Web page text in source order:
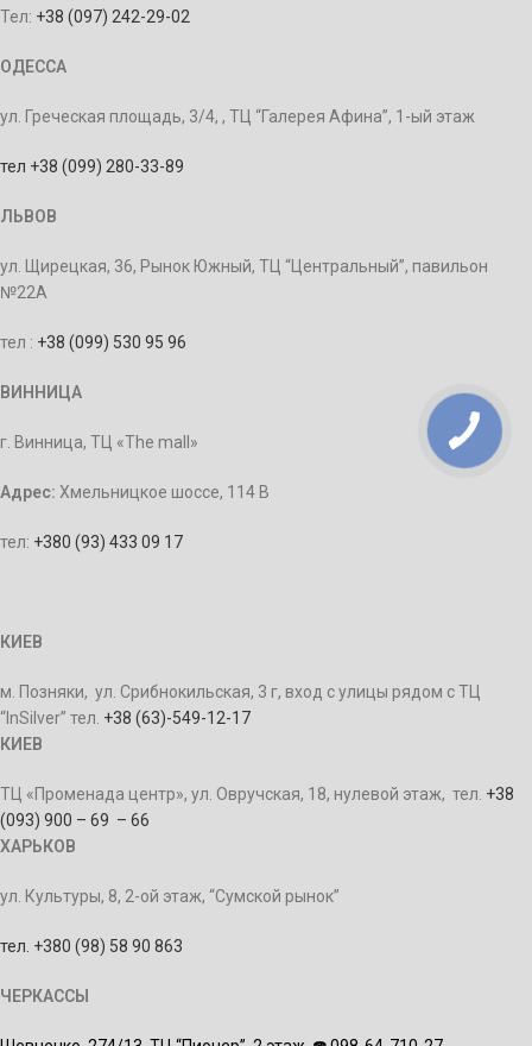
Тел: +38 (097) 242-29-02
ОДЕССА
ул. Греческая площадь, 3/4, , ТЦ “Галерея Афина”, 1-ый этаж
тел +38 (099) 280-33-89
ЛЬВОВ
ул. Щирецкая, 36, Рынок Южный, ТЦ “Центральный”, павильон
№22А
тел : +38 (099) 530 95 96
ВИННИЦА
г. Винница, ТЦ «The mall»
Адрес: Хмельницкое шоссе, 114 В
тел: +380 (93) 433 09 17
КИЕВ
м. Позняки, ул. Срибнокильская, 3 г, вход с улицы рядом с ТЦ
“InSilver” тел. +38 (63)-549-12-17
КИЕВ
ТЦ «Променада центр», ул. Овручская, 18, нулевой этаж, тел. +38
(093) 900 – 69 – 66
ХАРЬКОВ
ул. Культуры, 8, 2-ой этаж, “Сумской рынок”
тел. +380 (98) 58 90 863
ЧЕРКАССЫ